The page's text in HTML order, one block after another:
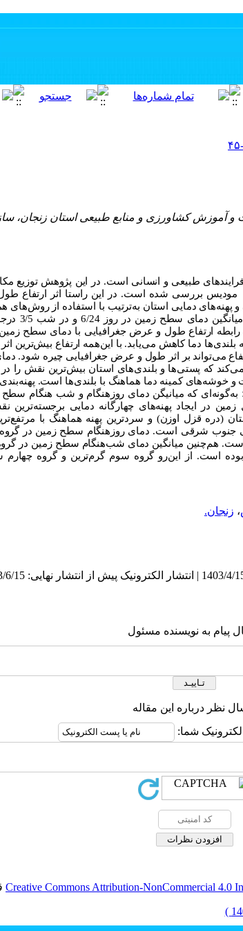
آموزش کشاورزی و منابع طبیعی استان زنجان،
طبیعی و انسانی است. در این پژوهش توزیع
مودیس بررسی ‌شده است. در این راستا اثر ارتفاع
پهنه‌های دمایی استان به‌ترتیب با استفاده از روش‌های
تحلیل خوشه‌ای
ارتفاع طول و عرض جغرافیایی با دمای سطح
دما کاهش می‌یابد. با این‌همه ارتفاع بیش‌ترین اثر
می‌تواند بر اثر طول و عرض جغرافیایی چیره شود.
پیروی می‌کند که پستی‌ها و بلندی‌های استان بیش‌ترین نقش را
و خوشه‌های کمینه دما هماهنگ با بلندی‌ها است.
که میانیگن دمای روزهنگام و شب هنگام سطح
و شکل زمین در ایجاد پهنه‌های چهارگانه دمایی
(دره قزل اوزن) و سرد‌ترین پهنه هماهنگ با
چهارم 9/1 درجه سلسیوس بوده است. از این‌رو گروه سوم گرم‌ترین و
، زنجان.
پیام به نویسنده مسئول
نظر درباره این مقاله
شما:
Creative Commons Attribution-NonCommercial 4.0